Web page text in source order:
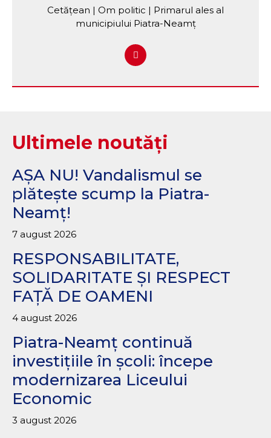
Cetățean | Om politic | Primarul ales al
municipiului Piatra-Neamț
Ultimele noutăți
AȘA NU! Vandalismul se
plătește scump la Piatra-
Neamț!
7 august 2026
RESPONSABILITATE,
SOLIDARITATE ȘI RESPECT
FAȚĂ DE OAMENI
4 august 2026
Piatra-Neamț continuă
investițiile în școli: începe
modernizarea Liceului
Economic
3 august 2026